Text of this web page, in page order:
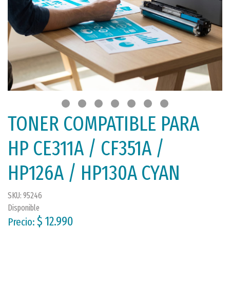
TONER COMPATIBLE PARA
HP CE311A / CF351A /
HP126A / HP130A CYAN
SKU: 95246
Disponible
Precio: $ 12.990